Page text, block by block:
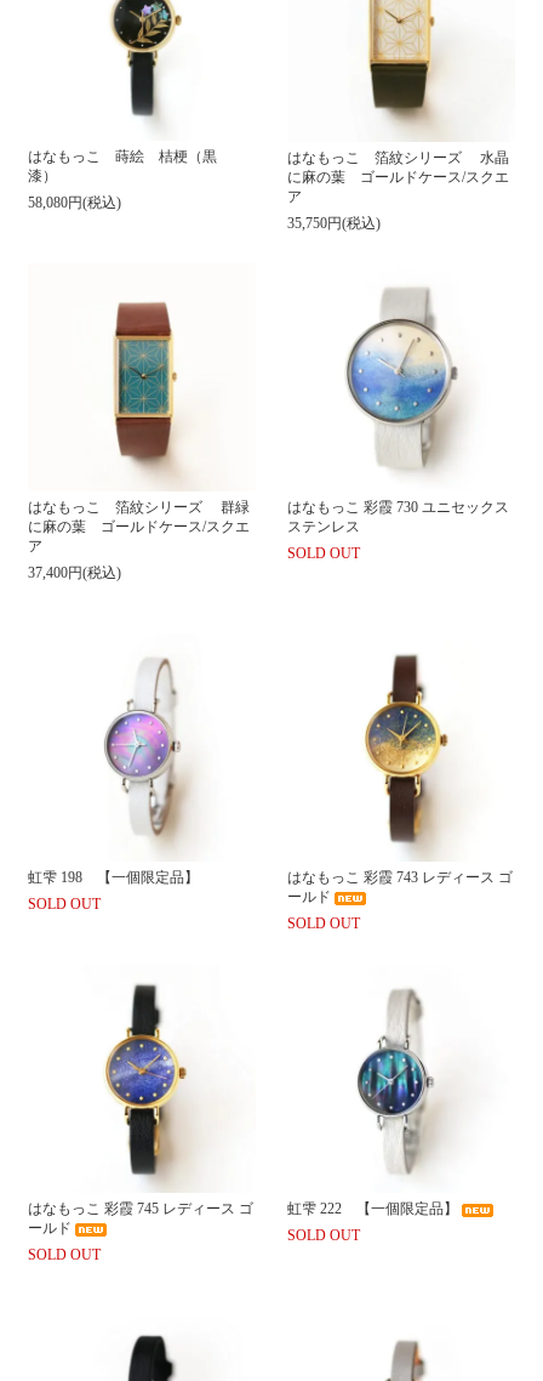
はなもっこ 蒔絵 桔梗（黒
漆）
58,080円(税込)
はなもっこ 箔紋シリーズ 水晶
に麻の葉 ゴールドケース/スクエ
ア
35,750円(税込)
はなもっこ 箔紋シリーズ 群緑
に麻の葉 ゴールドケース/スクエ
ア
37,400円(税込)
はなもっこ 彩霞 730 ユニセックス
ステンレス
SOLD OUT
虹雫 198 【一個限定品】
SOLD OUT
はなもっこ 彩霞 743 レディース ゴ
ールド
SOLD OUT
はなもっこ 彩霞 745 レディース ゴ
ールド
SOLD OUT
虹雫 222 【一個限定品】
SOLD OUT